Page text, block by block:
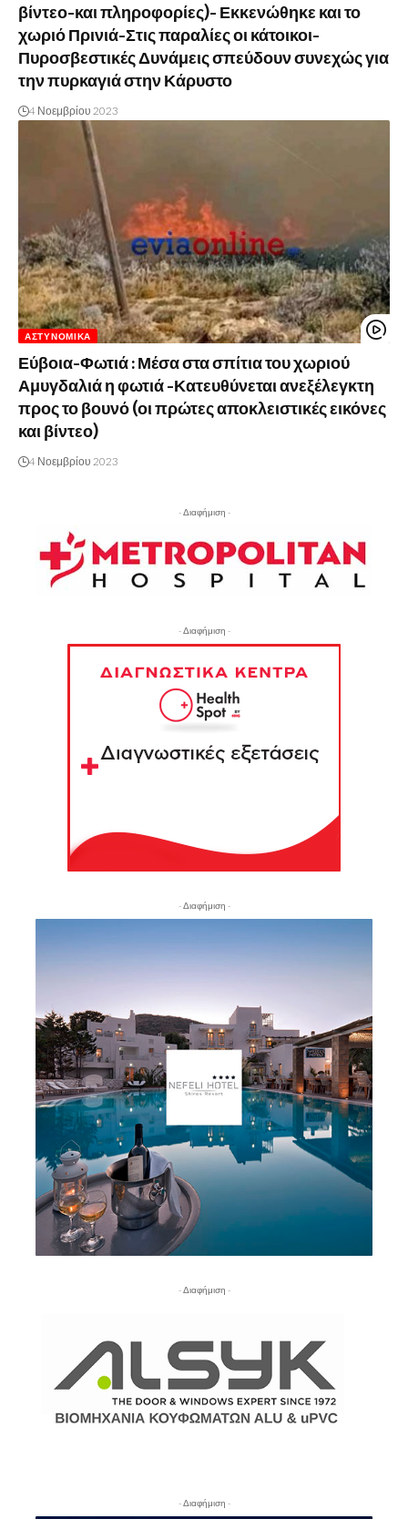
βίντεο-και πληροφορίες)- Εκκενώθηκε και το
χωριό Πρινιά-Στις παραλίες οι κάτοικοι-
Πυροσβεστικές Δυνάμεις σπεύδουν συνεχώς για
την πυρκαγιά στην Κάρυστο
4 Νοεμβρίου 2023
ΑΣΤΥΝΟΜΙΚΆ
Εύβοια-Φωτιά : Μέσα στα σπίτια του χωριού
Αμυγδαλιά η φωτιά -Κατευθύνεται ανεξέλεγκτη
προς το βουνό (οι πρώτες αποκλειστικές εικόνες
και βίντεο)
4 Νοεμβρίου 2023
- Διαφήμιση -
- Διαφήμιση -
- Διαφήμιση -
- Διαφήμιση -
- Διαφήμιση -